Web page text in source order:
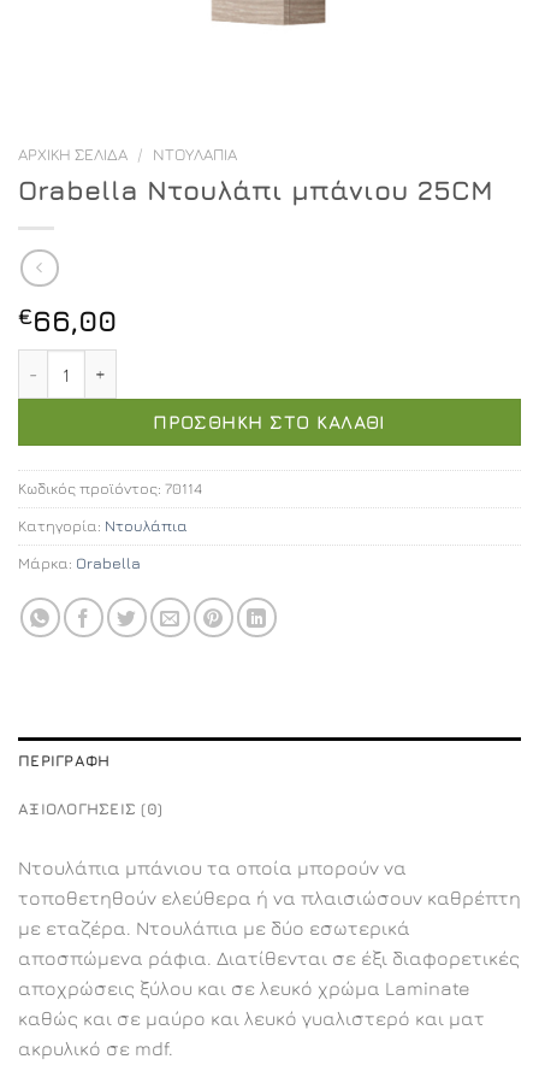
ΑΡΧΙΚΉ ΣΕΛΊΔΑ / ΝΤΟΥΛΆΠΙΑ
Orabella Ντουλάπι μπάνιου 25CM
€66,00
ΠΡΟΣΘΉΚΗ ΣΤΟ ΚΑΛΆΘΙ
Κωδικός προϊόντος: 70114
Κατηγορία: Ντουλάπια
Μάρκα: Orabella
ΠΕΡΙΓΡΑΦΉ
ΑΞΙΟΛΟΓΉΣΕΙΣ (0)
Ντουλάπια μπάνιου τα οποία μπορούν να
τοποθετηθούν ελεύθερα ή να πλαισιώσουν καθρέπτη
με εταζέρα. Ντουλάπια με δύο εσωτερικά
αποσπώμενα ράφια. Διατίθενται σε έξι διαφορετικές
αποχρώσεις ξύλου και σε λευκό χρώμα Laminate
καθώς και σε μαύρο και λευκό γυαλιστερό και ματ
ακρυλικό σε mdf.